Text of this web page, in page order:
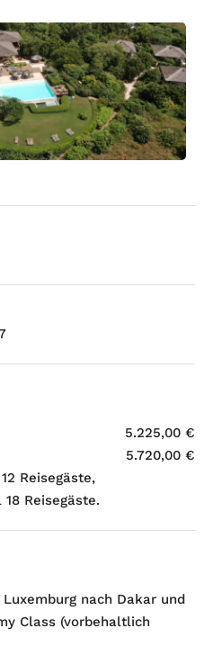
5.225,00 €
5.720,00 €
Reisegäste,
Reisegäste.
nach Dakar und
Class (vorbehaltlich